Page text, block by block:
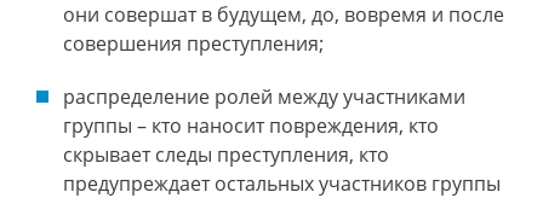
они совершат в будущем, до, вовремя и после
совершения преступления;
распределение ролей между участниками
группы – кто наносит повреждения, кто
скрывает следы преступления, кто
предупреждает остальных участников группы